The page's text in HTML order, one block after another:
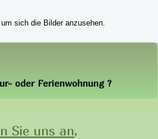
sich die Bilder anzusehen.
oder Ferienwohnung ?
Sie uns an,